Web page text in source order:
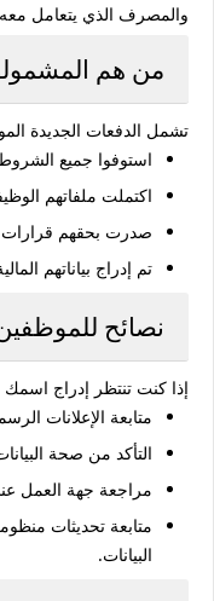
والمصرف الذي يتعامل
من هم
تشمل الدفعات الجديدة
استوفوا جميع الشروط
اكتملت ملفاتهم
صدرت بحقهم قرارات
تم إدراج بياناتهم
نصائح
إذا كنت تنتظر إدراج
متابعة الإعلانات
التأكد من صحة
مراجعة جهة العمل
متابعة تحديثات
البيانات.